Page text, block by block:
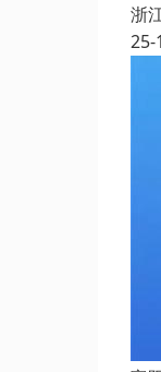
浙
25-